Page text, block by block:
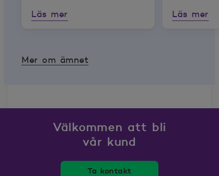
Läs mer Läs mer
Mer om ämnet
Välkommen att bli
vår kund
Ta kontakt